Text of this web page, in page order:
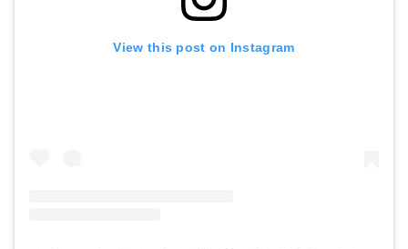
View this post on Instagram